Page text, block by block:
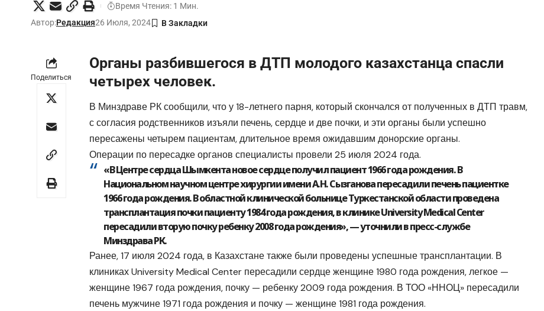
Автор:Редакция26 Июля, 2024
Время Чтения: 1 Мин.
Поделиться
Органы разбившегося в ДТП молодого казахстанца спасли
четырех человек.
В Минздраве РК сообщили, что у 18-летнего парня, который скончался от полученных в ДТП травм,
с согласия родственников изъяли печень, сердце и две почки, и эти органы были успешно
пересажены четырем пациентам, длительное время ожидавшим донорские органы.
Операции по пересадке органов специалисты провели 25 июля 2024 года.
«В Центре сердца Шымкента новое сердце получил пациент 1966 года рождения. В
Национальном научном центре хирургии имени А.Н. Сызганова пересадили печень пациентке
1966 года рождения. В областной клинической больнице Туркестанской области проведена
трансплантация почки пациенту 1984 года рождения, в клинике University Medical Center
пересадили вторую почку ребенку 2008 года рождения», — уточнили в пресс-службе
Минздрава РК.
Ранее, 17 июля 2024 года, в Казахстане также были проведены успешные трансплантации. В
клиниках University Medical Center пересадили сердце женщине 1980 года рождения, легкое —
женщине 1967 года рождения, почку — ребенку 2009 года рождения. В ТОО «ННОЦ» пересадили
печень мужчине 1971 года рождения и почку — женщине 1981 года рождения.